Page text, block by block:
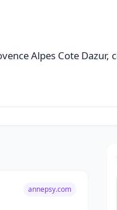
Alpes Cote
annepsy.com